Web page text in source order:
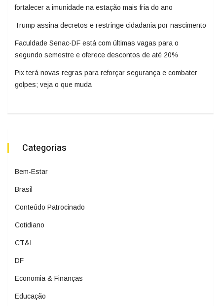
fortalecer a imunidade na estação mais fria do ano
Trump assina decretos e restringe cidadania por nascimento
Faculdade Senac-DF está com últimas vagas para o
segundo semestre e oferece descontos de até 20%
Pix terá novas regras para reforçar segurança e combater
golpes; veja o que muda
Categorias
Bem-Estar
Brasil
Conteúdo Patrocinado
Cotidiano
CT&I
DF
Economia & Finanças
Educação